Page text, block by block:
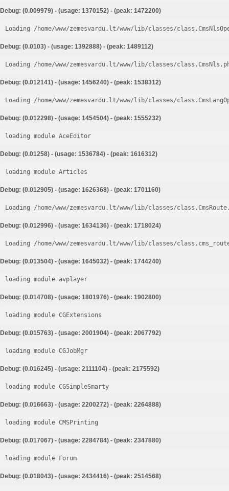
Debug: (0.009979) - (usage: 1370152) - (peak: 1472200)
Loading /home/www/zemesvardu.lt/www/lib/classes/
Debug: (0.0103) - (usage: 1392888) - (peak: 1489112)
Loading /home/www/zemesvardu.lt/www/lib/classes/
Debug: (0.012141) - (usage: 1456240) - (peak: 1538312)
Loading /home/www/zemesvardu.lt/www/lib/classes/
Debug: (0.012298) - (usage: 1454504) - (peak: 1555232)
loading module AceEditor
Debug: (0.01258) - (usage: 1536784) - (peak: 1616312)
loading module Articles
Debug: (0.012905) - (usage: 1626368) - (peak: 1701160)
Loading /home/www/zemesvardu.lt/www/lib/classes/
Debug: (0.012996) - (usage: 1634136) - (peak: 1718024)
Loading /home/www/zemesvardu.lt/www/lib/classes/
Debug: (0.013504) - (usage: 1645032) - (peak: 1744240)
loading module avplayer
Debug: (0.014708) - (usage: 1801976) - (peak: 1902800)
loading module CGExtensions
Debug: (0.015763) - (usage: 2001904) - (peak: 2067792)
loading module CGJobMgr
Debug: (0.016245) - (usage: 2111104) - (peak: 2175592)
loading module CGSimpleSmarty
Debug: (0.016663) - (usage: 2200272) - (peak: 2264888)
loading module CMSPrinting
Debug: (0.017067) - (usage: 2284784) - (peak: 2347880)
loading module Forum
Debug: (0.018043) - (usage: 2434416) - (peak: 2514568)